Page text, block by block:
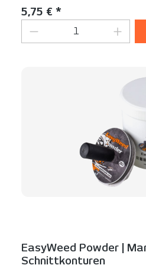
Regulärer Preis:
5,75 € *
Produkt Anzahl:
EasyWeed Powder |
Schnittkonturen